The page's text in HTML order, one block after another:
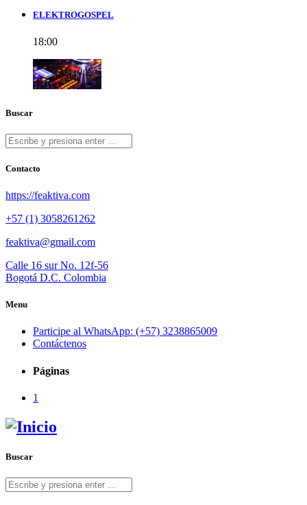
ELEKTROGOSPEL
18:00
Buscar
Contacto
https://feaktiva.com
+57 (1) 3058261262
feaktiva@gmail.com
Calle 16 sur No. 12f-56
Bogotá D.C. Colombia
Menu
Participe al WhatsApp: (+57) 3238865009
Contáctenos
Páginas
1
Buscar